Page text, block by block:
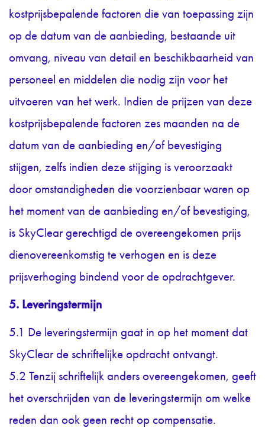
kostprijsbepalende factoren die van toepassing zijn
op de datum van de aanbieding, bestaande uit
omvang, niveau van detail en beschikbaarheid van
personeel en middelen die nodig zijn voor het
uitvoeren van het werk. Indien de prijzen van deze
kostprijsbepalende factoren zes maanden na de
datum van de aanbieding en/of bevestiging
stijgen, zelfs indien deze stijging is veroorzaakt
door omstandigheden die voorzienbaar waren op
het moment van de aanbieding en/of bevestiging,
is SkyClear gerechtigd de overeengekomen prijs
dienovereenkomstig te verhogen en is deze
prijsverhoging bindend voor de opdrachtgever.
5. Leveringstermijn
5.1 De leveringstermijn gaat in op het moment dat
SkyClear de schriftelijke opdracht ontvangt.
5.2 Tenzij schriftelijk anders overeengekomen, geeft
het overschrijden van de leveringstermijn om welke
reden dan ook geen recht op compensatie.